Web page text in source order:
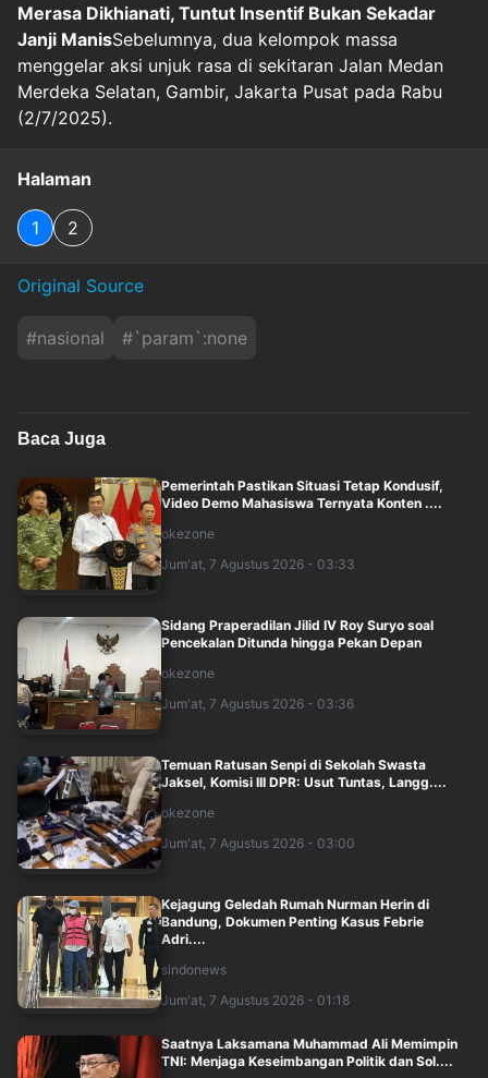
Merasa Dikhianati, Tuntut Insentif Bukan Sekadar
Janji ManisSebelumnya, dua kelompok massa
menggelar aksi unjuk rasa di sekitaran Jalan Medan
Merdeka Selatan, Gambir, Jakarta Pusat pada Rabu
(2/7/2025).
Halaman
1 2
Original Source
#nasional #`param`:none
Baca Juga
Pemerintah Pastikan Situasi Tetap Kondusif,
Video Demo Mahasiswa Ternyata Konten ....
okezone
Jum'at, 7 Agustus 2026 - 03:33
Sidang Praperadilan Jilid IV Roy Suryo soal
Pencekalan Ditunda hingga Pekan Depan
okezone
Jum'at, 7 Agustus 2026 - 03:36
Temuan Ratusan Senpi di Sekolah Swasta
Jaksel, Komisi III DPR: Usut Tuntas, Langg....
okezone
Jum'at, 7 Agustus 2026 - 03:00
Kejagung Geledah Rumah Nurman Herin di
Bandung, Dokumen Penting Kasus Febrie
Adri....
sindonews
Jum'at, 7 Agustus 2026 - 01:18
Saatnya Laksamana Muhammad Ali Memimpin
TNI: Menjaga Keseimbangan Politik dan Sol....